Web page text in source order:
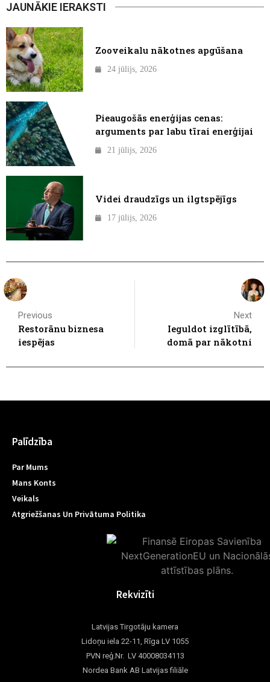
JAUNĀKIE IERAKSTI
Zooveikalu nākotnes apgūšana
24 jūlijs, 2026
Pieaugošās enerģijas cenas:
arguments par labu tīrai enerģijai
21 jūlijs, 2026
Videi draudzīgs un ilgtspējīgs
17 jūlijs, 2026
Previous
Restorānu biznesa
iespējas
Next
Ieguldot izglītībā,
domā par nākotni
Palīdzība
Par Mums
Mans Konts
Veikals
Atgriežšanas Un Privātuma Politika
Rekvizīti
Latvijas Tirgotāju kamera
Lidoņu iela 22-11, Rīga LV 1055
PVN reģ.Nr. LV 40008034113
Nordea Bank AB Latvijas filiāle